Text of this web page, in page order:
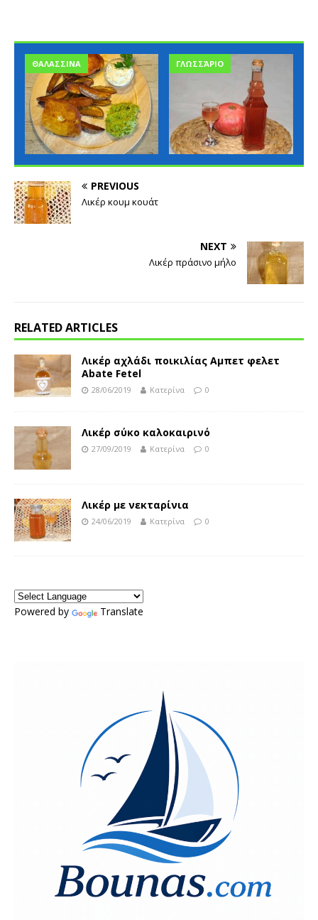
ΘΑΛΑΣΣΙΝΑ ΓΛΩΣΣΆΡΙΟ
PREVIOUS
Λικέρ κουμ κουάτ
NEXT
Λικέρ πράσινο μήλο
RELATED ARTICLES
Λικέρ αχλάδι ποικιλίας Αμπετ φελετ
Abate Fetel
28/06/2019 Κατερίνα 0
Λικέρ σύκο καλοκαιρινό
27/09/2019 Κατερίνα 0
Λικέρ με νεκταρίνια
24/06/2019 Κατερίνα 0
Powered by Translate